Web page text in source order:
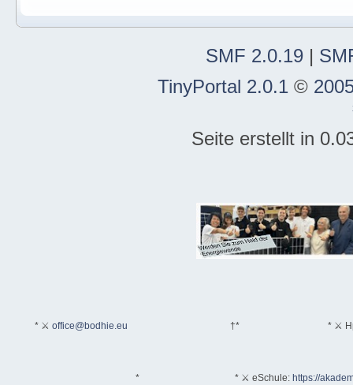
SMF 2.0.19|
TinyPortal 2.0.1©
Seite erstellt in
* ⚔ office@bodhie.eu †* * ⚔
* * ⚔ eSchule: https://